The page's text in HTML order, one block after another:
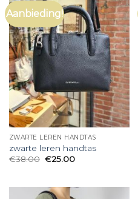
Aanbieding!
ZWARTE LEREN HANDTAS
zwarte leren handtas
€38.00 €25.00